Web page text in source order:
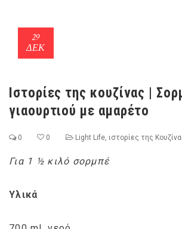
29
ΔΕΚ
Ιστορίες της κουζίνας |
γιαουρτιού με αμαρέτο
0 0 Light Life, ιστορίες της
Για 1 ½ κιλό σορμπέ
Υλικά